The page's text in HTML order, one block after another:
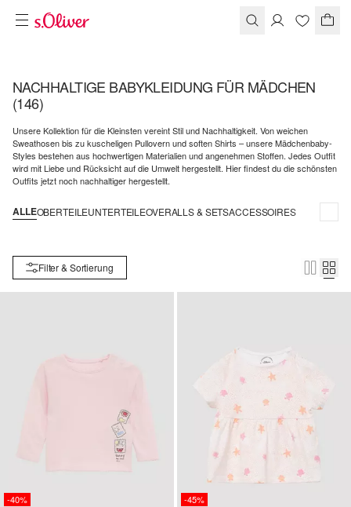
NACHHALTIGE BABYKLEIDUNG FÜR MÄDCHEN
(146)
Unsere Kollektion für die Kleinsten vereint Stil und Nachhaltigkeit. Von weichen
Sweathosen bis zu kuscheligen Pullovern und soften Shirts – unsere Mädchenbaby-
Styles bestehen aus hochwertigen Materialien und angenehmen Stoffen. Jedes Outfit
wird mit Liebe und Rücksicht auf die Umwelt hergestellt. Hier findest du die schönsten
Outfits jetzt noch nachhaltiger hergestellt.
ALLEOBERTEILEUNTERTEILEOVERALLS & SETSACCESSOIRES
Filter & Sortierung
-40% -45%